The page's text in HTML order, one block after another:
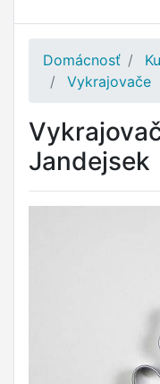
Domácnosť
Vykrajovače
Jandejsek